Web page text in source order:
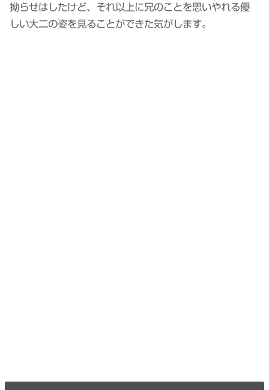
拗らせはしたけど、それ以上に兄のことを思いやれる優
しい大二の姿を見ることができた気がします。